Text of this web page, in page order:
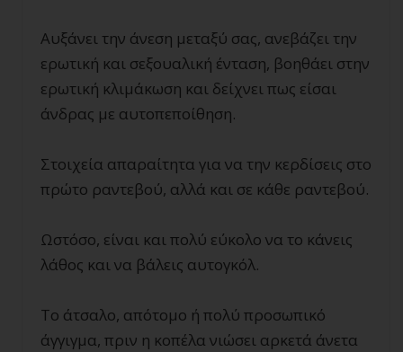
Αυξάνει την άνεση μεταξύ σας, ανεβάζει την
ερωτική και σεξουαλική ένταση, βοηθάει στην
ερωτική κλιμάκωση και δείχνει πως είσαι
άνδρας με αυτοπεποίθηση.
Στοιχεία απαραίτητα για να την κερδίσεις στο
πρώτο ραντεβού, αλλά και σε κάθε ραντεβού.
Ωστόσο, είναι και πολύ εύκολο να το κάνεις
λάθος και να βάλεις αυτογκόλ.
Το άτσαλο, απότομο ή πολύ προσωπικό
άγγιγμα, πριν η κοπέλα νιώσει αρκετά άνετα